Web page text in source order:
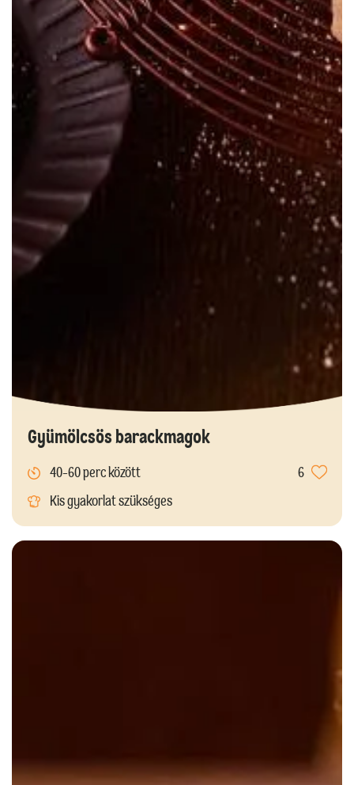
Gyümölcsös barackmagok
40-60 perc között
6
Kis gyakorlat szükséges